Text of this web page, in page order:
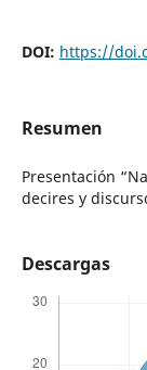
DOI: https://
Resumen
Presentación
decires y
Descargas